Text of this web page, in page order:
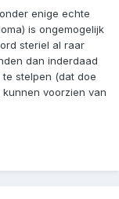
enige echte
is ongemogelijk
steriel al raar
dan inderdaad
stelpen (dat doe
voorzien van